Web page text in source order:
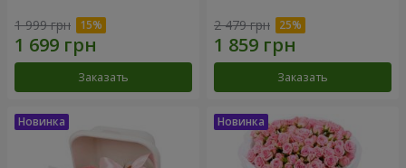
1 999 грн
Заказать
2 479 грн
Заказать